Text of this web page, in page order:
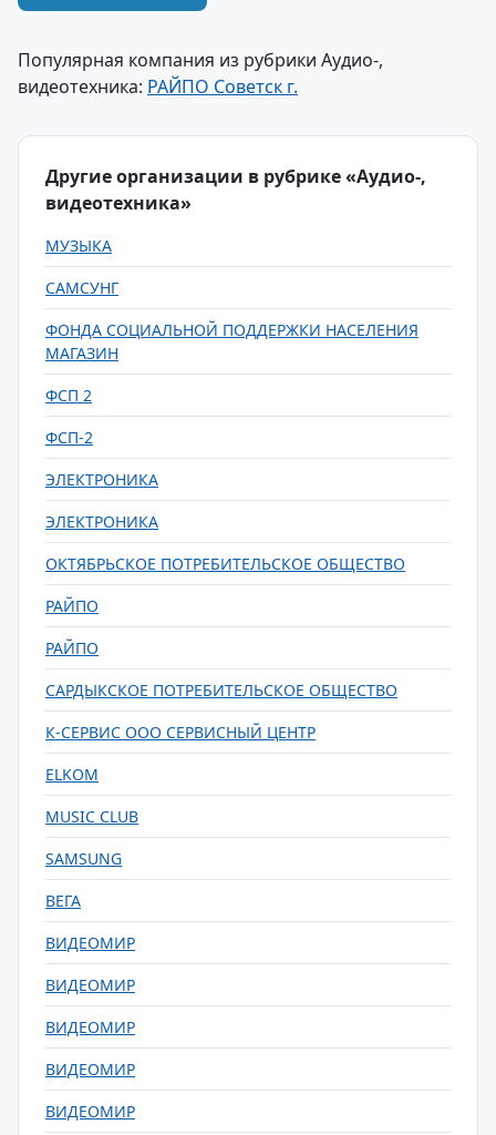
Популярная компания из рубрики Аудио-,
видеотехника: РАЙПО Советск г.
Другие организации в рубрике «Аудио-,
видеотехника»
МУЗЫКА
САМСУНГ
ФОНДА СОЦИАЛЬНОЙ ПОДДЕРЖКИ НАСЕЛЕНИЯ
МАГАЗИН
ФСП 2
ФСП-2
ЭЛЕКТРОНИКА
ЭЛЕКТРОНИКА
ОКТЯБРЬСКОЕ ПОТРЕБИТЕЛЬСКОЕ ОБЩЕСТВО
РАЙПО
РАЙПО
САРДЫКСКОЕ ПОТРЕБИТЕЛЬСКОЕ ОБЩЕСТВО
К-СЕРВИС ООО СЕРВИСНЫЙ ЦЕНТР
ELKOM
MUSIC CLUB
SAMSUNG
ВЕГА
ВИДЕОМИР
ВИДЕОМИР
ВИДЕОМИР
ВИДЕОМИР
ВИДЕОМИР